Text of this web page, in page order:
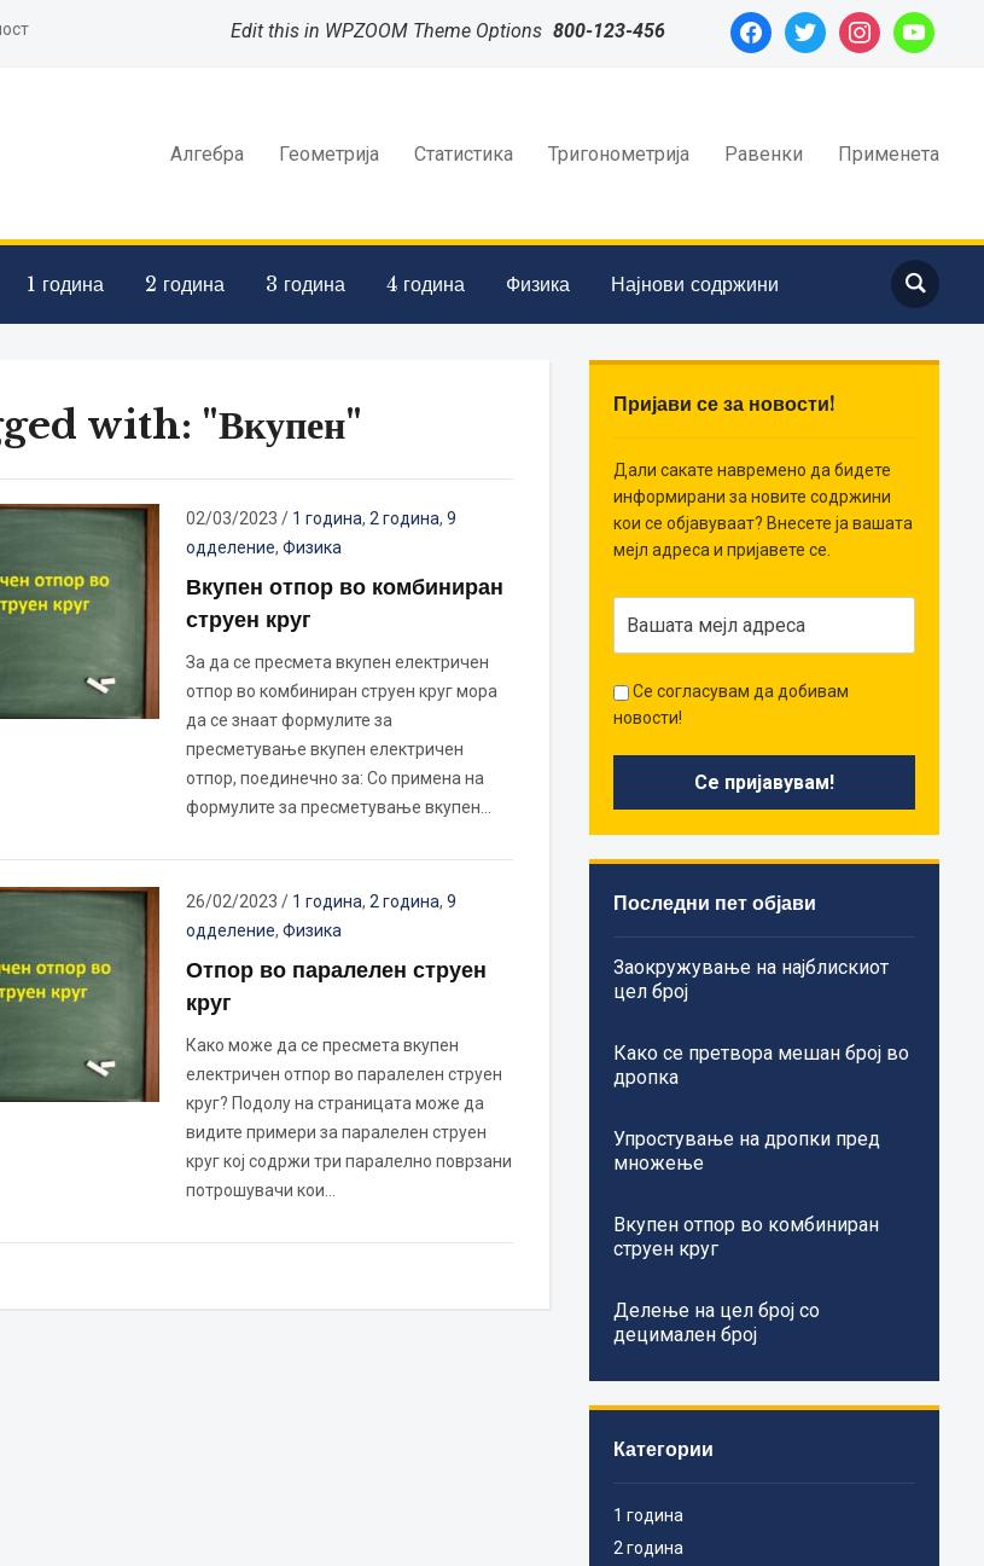
facebooktwitter instagramyoutube
Edit this in WPZOOM Theme Options 800-123-456
Алгебра Геометрија Статистика Тригонометрија Равенки Применета
1 година 2 година 3 година 4 година Физика Најнови содржини
with: "Вкупен"
02/03/2023 / 1 година, 2 година, 9
одделение, Физика
Вкупен отпор во комбиниран
струен круг
За да се пресмета вкупен електричен
отпор во комбиниран струен круг мора
да се знаат формулите за
пресметување вкупен електричен
отпор, поединечно за: Со примена на
формулите за пресметување вкупен…
26/02/2023 / 1 година, 2 година, 9
одделение, Физика
Отпор во паралелен струен
круг
Како може да се пресмета вкупен
електричен отпор во паралелен струен
круг? Подолу на страницата може да
видите примери за паралелен струен
круг кој содржи три паралелно поврзани
потрошувачи кои…
Пријави се за новости!
Дали сакате навремено да бидете
информирани за новите содржини
кои се објавуваат? Внесете ја вашата
мејл адреса и пријавете се.
Се согласувам да добивам
новости!
Последни пет објави
Заокружување на најблискиот
цел број
Како се претвора мешан број во
дропка
Упростување на дропки пред
множење
Вкупен отпор во комбиниран
струен круг
Делење на цел број со
децимален број
Категории
1 година
2 година